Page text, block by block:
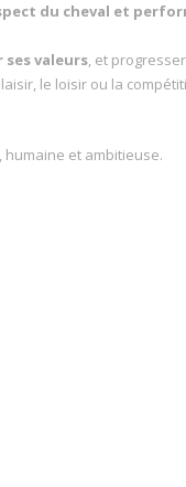
du cheval et
ses valeurs, et
le loisir ou la
et ambitieuse.